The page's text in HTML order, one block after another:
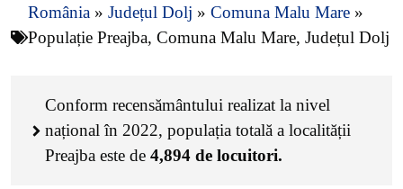
România » Județul Dolj » Comuna Malu Mare »
Populație Preajba, Comuna Malu Mare, Județul Dolj
Conform recensământului realizat la nivel
național în 2022, populația totală a localității
Preajba este de 4,894 de locuitori.